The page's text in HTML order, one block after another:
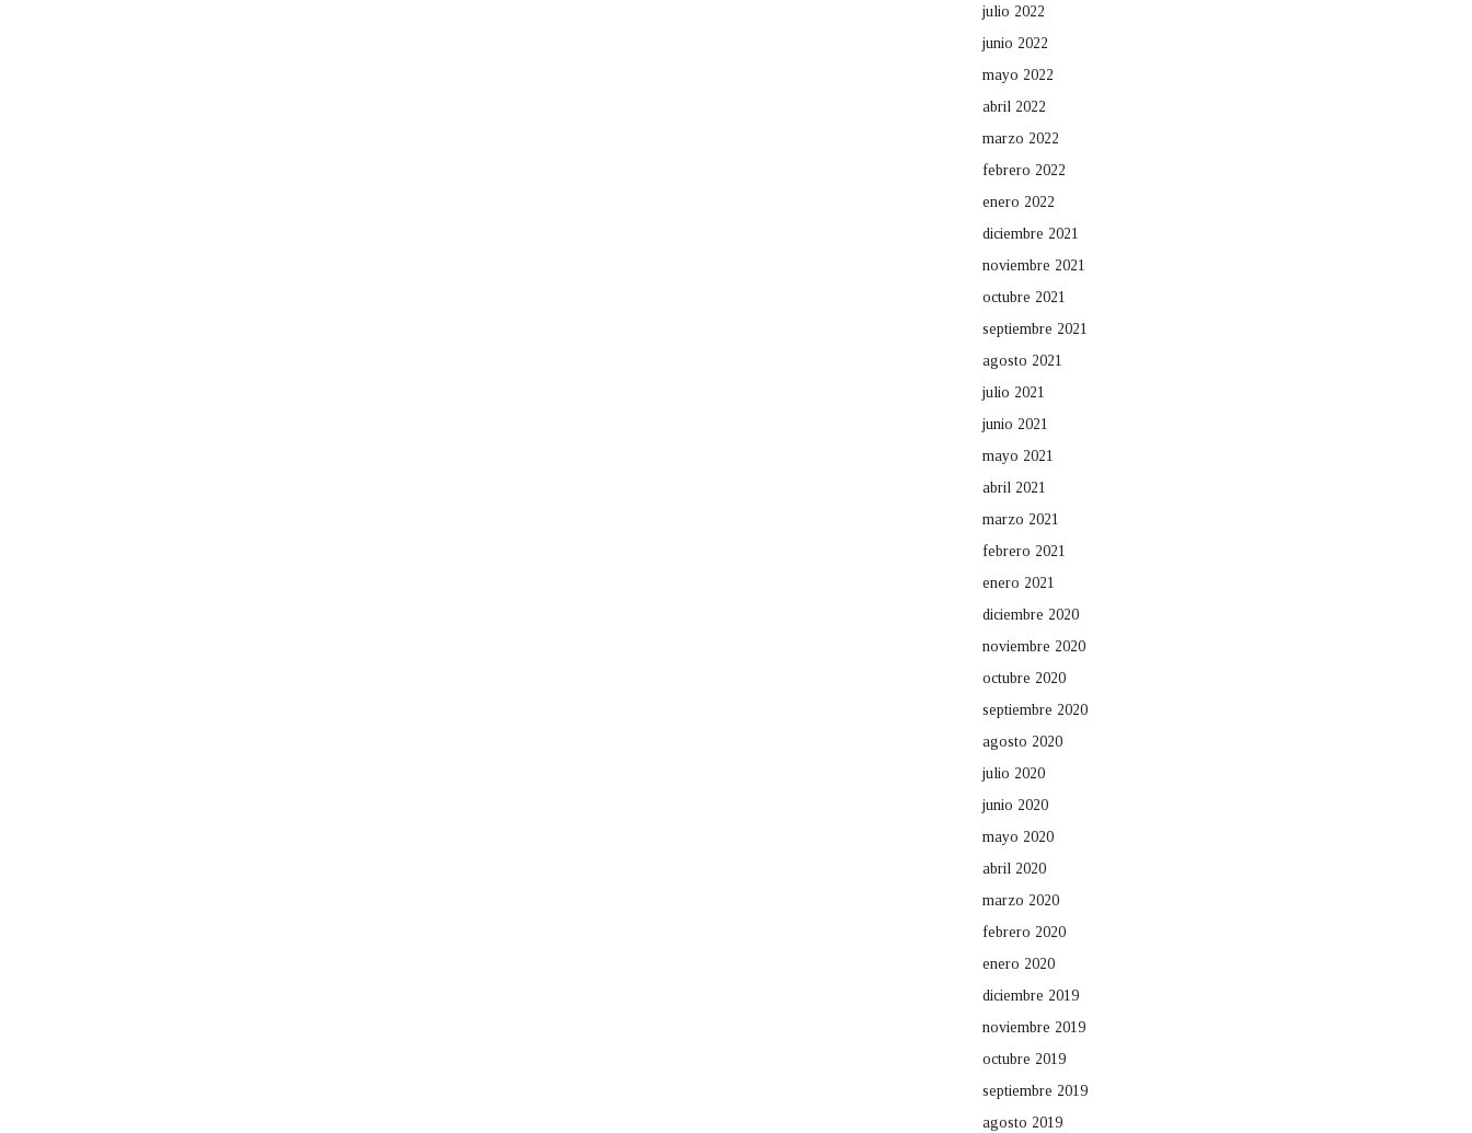
julio 2022
junio 2022
mayo 2022
abril 2022
marzo 2022
febrero 2022
enero 2022
diciembre 2021
noviembre 2021
octubre 2021
septiembre 2021
agosto 2021
julio 2021
junio 2021
mayo 2021
abril 2021
marzo 2021
febrero 2021
enero 2021
diciembre 2020
noviembre 2020
octubre 2020
septiembre 2020
agosto 2020
julio 2020
junio 2020
mayo 2020
abril 2020
marzo 2020
febrero 2020
enero 2020
diciembre 2019
noviembre 2019
octubre 2019
septiembre 2019
agosto 2019